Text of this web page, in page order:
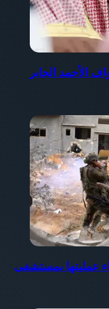
الأحمد الجابر
عمليتها بمستشفى